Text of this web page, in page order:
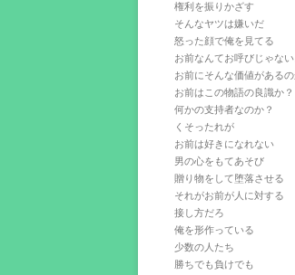
権利を振りかざす
そんなヤツは嫌いだ
怒った顔で俺を見てる
お前なんてお呼びじゃない
お前にそんな価値があるの
お前はこの物語の良識か？
何かの支持者なのか？
くそったれが
お前は好きになれない
男の心をもてあそび
贈り物をして堕落させる
それがお前が人に対する
接し方だろ
俺を形作っている
少数の人たち
勝ちでも負けでも